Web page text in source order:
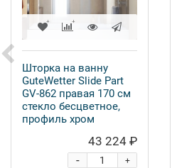
Шторка на ванну
GuteWetter Slide Part
GV-862 правая 170 см
стекло бесцветное,
профиль хром
43 224 ₽
+
-